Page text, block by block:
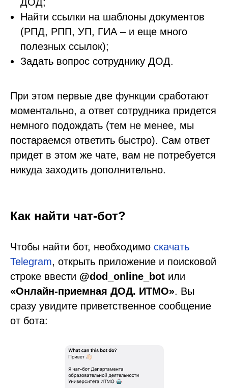
Найти ссылки на шаблоны документов
(РПД, РПП, УП, ГИА – и еще много
полезных ссылок);
Задать вопрос сотруднику ДОД.
При этом первые две функции сработают
моментально, а ответ сотрудника придется
немного подождать (тем не менее, мы
постараемся ответить быстро). Сам ответ
придет в этом же чате, вам не потребуется
никуда заходить дополнительно.
Как найти чат-бот?
Чтобы найти бот, необходимо скачать
Telegram, открыть приложение и поисковой
строке ввести @dod_online_bot или
«Онлайн-приемная ДОД. ИТМО». Вы
сразу увидите приветственное сообщение
от бота: